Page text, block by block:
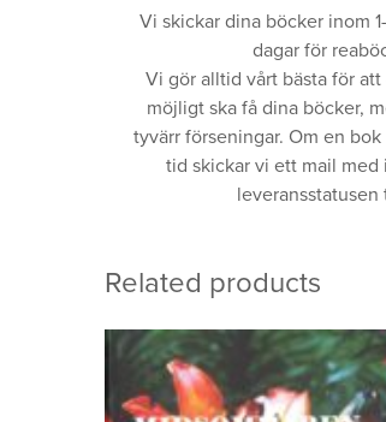
Vi skickar dina böcker inom
dagar för
Vi gör alltid vårt bästa för att
möjligt ska få dina böcker,
tyvärr förseningar. Om en
tid skickar vi ett mail med
leveransstatusen
Related products